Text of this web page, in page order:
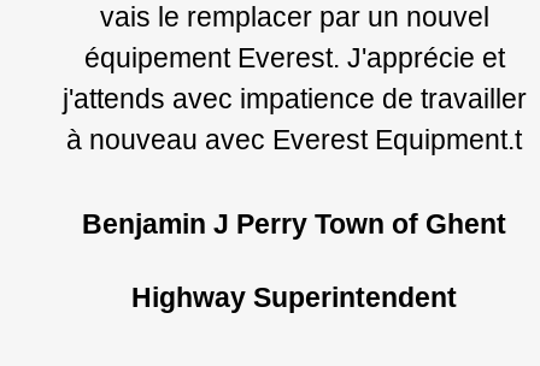
vais le remplacer par un nouvel
équipement Everest. J'apprécie et
j'attends avec impatience de travailler
à nouveau avec Everest Equipment.t
Benjamin J Perry Town of Ghent
Highway Superintendent